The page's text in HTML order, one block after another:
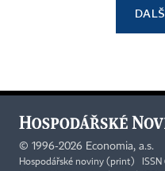
© 1996-2026 Economia, a.s.
Hospodářské noviny (print) ISSN